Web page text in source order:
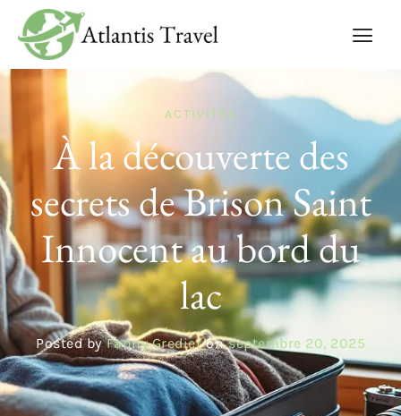
ACTIVITÉS
À la découverte des
secrets de Brison Saint
Innocent au bord du
lac
Posted by Fanny Gredier on septembre 20, 2025